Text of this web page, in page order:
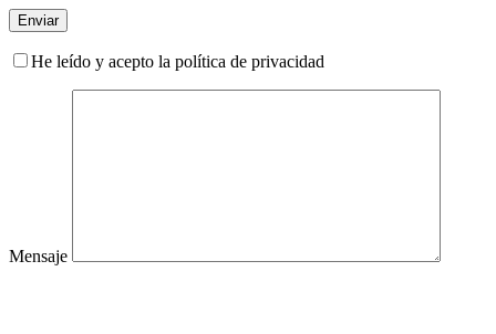
He leído y acepto la política de privacidad
Mensaje